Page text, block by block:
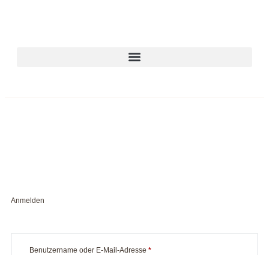
Anmelden
Benutzername oder E-Mail-Adresse *